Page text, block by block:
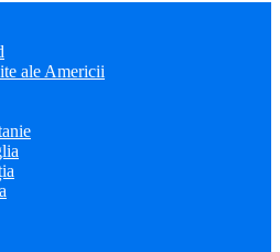
ale Americii